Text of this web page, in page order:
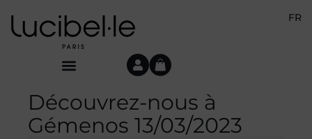
FR
Découvrez-nous à
Gémenos 13/03/2023